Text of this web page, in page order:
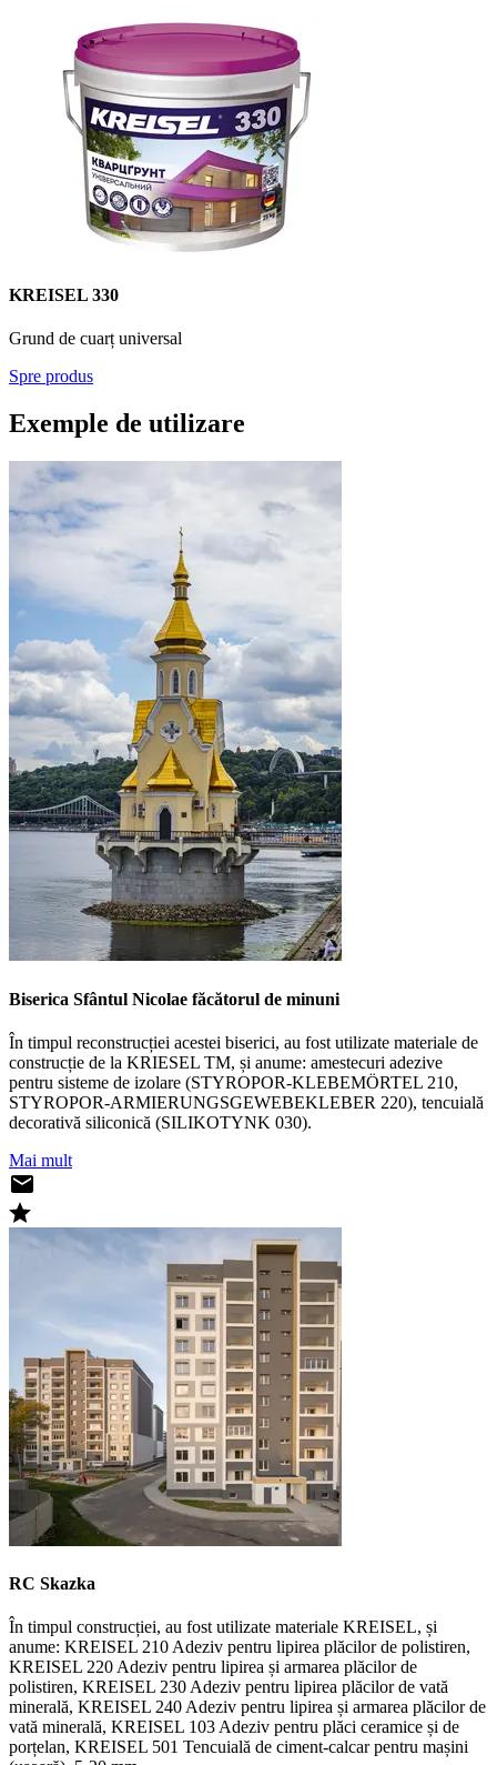
KREISEL 330
Grund de cuarț universal
Spre produs
Exemple de utilizare
Biserica Sfântul Nicolae făcătorul de minuni
În timpul reconstrucției acestei biserici, au fost utilizate materiale de
construcție de la KRIESEL TM, și anume: amestecuri adezive
pentru sisteme de izolare (STYROPOR-KLEBEMÖRTEL 210,
STYROPOR-ARMIERUNGSGEWEBEKLEBER 220), tencuială
decorativă siliconică (SILIKOTYNK 030).
Mai mult
RC Skazka
În timpul construcției, au fost utilizate materiale KREISEL, și
anume: KREISEL 210 Adeziv pentru lipirea plăcilor de polistiren,
KREISEL 220 Adeziv pentru lipirea și armarea plăcilor de
polistiren, KREISEL 230 Adeziv pentru lipirea plăcilor de vată
minerală, KREISEL 240 Adeziv pentru lipirea și armarea plăcilor de
vată minerală, KREISEL 103 Adeziv pentru plăci ceramice și de
porțelan, KREISEL 501 Tencuială de ciment-calcar pentru mașini